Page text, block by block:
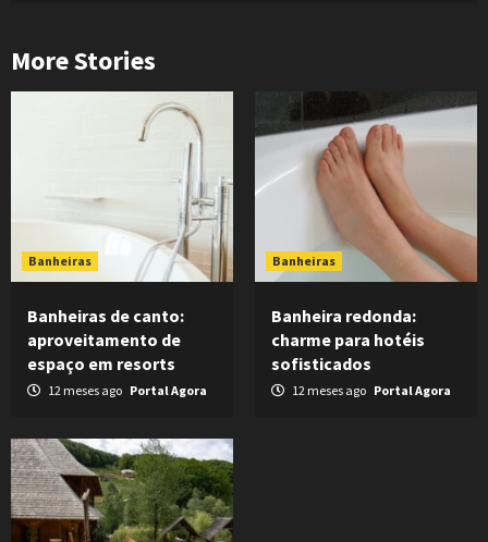
More Stories
Banheiras
Banheiras de canto:
aproveitamento de
espaço em resorts
12 meses ago Portal Agora
Banheiras
Banheira redonda:
charme para hotéis
sofisticados
12 meses ago Portal Agora